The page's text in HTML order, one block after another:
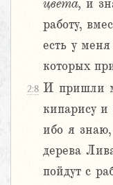
цвета, и
работу,
есть у
которых
2:8 И пришли
кипарису и
ибо я
дерева
пойдут с